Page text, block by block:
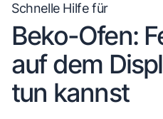
Schnelle Hilfe für
Beko-Ofen:
auf dem
tun kannst